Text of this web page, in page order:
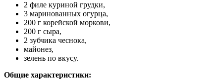
2 филе куриной грудки,
3 маринованных огурца,
200 г корейской моркови,
200 г сыра,
2 зубчика чеснока,
майонез,
зелень по вкусу.
Общие характеристики: